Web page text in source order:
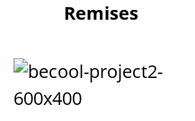
Remises